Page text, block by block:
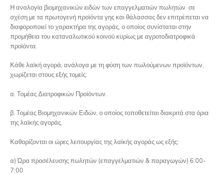
Η αναλογία βιομηχανικών ειδών των επαγγελματιών πωλητών σε
σχέση με τα πρωτογενή προϊόντα γης και θάλασσας δεν επιτρέπεται να
διαφοροποιεί το χαρακτήρα της αγοράς, ο οποίος συνίσταται στην
προμήθεια του καταναλωτικού κοινού κυρίως με αγροτοδιατροφικά
προϊόντα.
Κάθε λαϊκή αγορά, ανάλογα με τη φύση των πωλούμενων προϊόντων,
χωρίζεται στους εξής τομείς:
α. Τομέας Διατροφικών Προϊόντων.
β. Τομέας Βιομηχανικών Ειδών, ο οποίος τοποθετείται διακριτά στα όρια
της λαϊκής αγοράς.
Καθορίζονται οι ώρες λειτουργίας της λαϊκής αγοράς ως εξής:
α) Ώρα προσέλευσης πωλητών (επαγγελματιών & παραγωγών) 6:00-
7:00